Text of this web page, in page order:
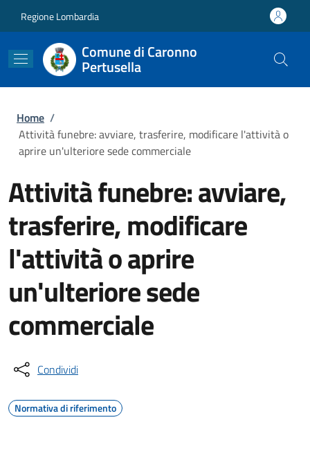
Regione Lombardia
Comune di Caronno
Pertusella
Briciole di pane
Home /
Attività funebre: avviare, trasferire, modificare l'attività o
aprire un'ulteriore sede commerciale
Attività funebre: avviare,
trasferire, modificare
l'attività o aprire
un'ulteriore sede
commerciale
Condividi
Normativa di riferimento